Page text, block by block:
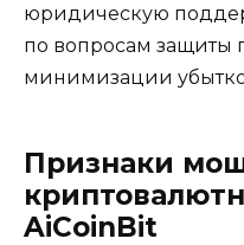
юридическую
по вопросам защиты
минимизации
Признаки
AiCoinBit